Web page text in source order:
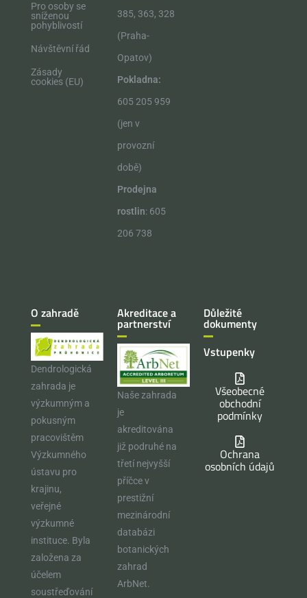
Pro osoby se
sníženou
pohyblivostí
Návštěvní řád
Zásady
cookies (EU)
385, 363, 328
(Praha-
Opatov)
Pokladna:
605 205 959
(jen v
provozní
době)
Prodejna
rostlin: 605
206 738
O zahradě
Dendrologická
zahrada je
výzkumným a
pokusným
pracovištěm
Výzkumného
ústavu pro
krajinu,
veřejné
výzkumné
instituce. Byla
založena za
účelem
soustřeďování
Akreditace a
partnerství
Naše zahrada
je
akreditována
již podruhé na
třetí nejvyšší
příčce v
prestižní
mezinárodní
databázi
botanických
zahrad
ArbNet.
Důležité
dokumenty
Vstupenky
Všeobecné
obchodní
podmínky
Ochrana
osobních údajů